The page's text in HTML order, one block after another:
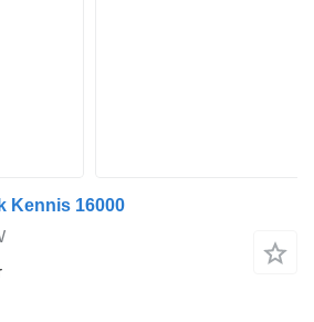
Kennis 16000